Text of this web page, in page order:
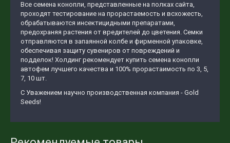
Все семена конопли, представленные на полках сайта,
проходят тестирование на прорастаемость и всхожесть,
обрабатываются инсектицидными препаратами,
предохраняя растения от вредителей до цветения. Семки
отправляются в запаянной колбе и фирменной упаковке,
обеспечивая защиту сувениров от повреждений и
подделок! Холдинг рекомендует купить семена конопли
автофем лучшего качества и 100% прорастаимость по 3, 5,
7, 10 шт.
С Уважением научно производственная компания - Gold
Seeds!